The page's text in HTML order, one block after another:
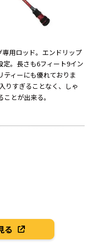
用ロッド。エンドリップ
。長さも6フィート9イン
ティーにも優れておりま
りすぎることなく、しゃ
とが出来る。
る